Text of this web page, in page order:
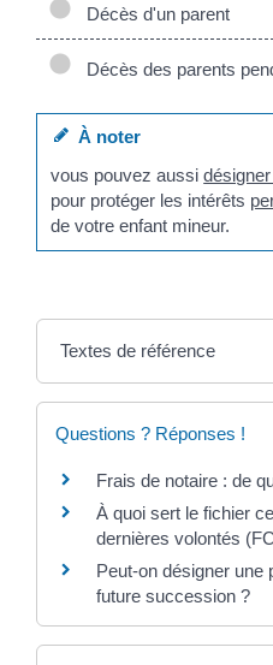
Décès d'un parent
Décès des parents
À noter
vous pouvez aussi
pour protéger les intérêts
de votre enfant mineur.
Textes de référence
Questions ? Réponses !
Frais de notaire : de
À quoi sert le fichier
dernières volontés
Peut-on désigner une
future succession ?